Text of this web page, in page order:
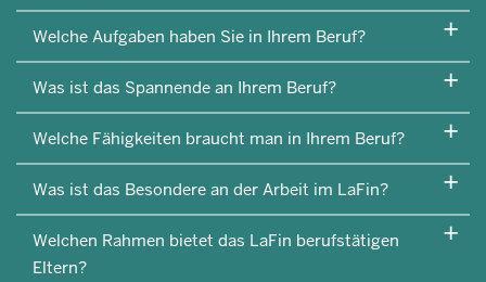
Welche Aufgaben haben Sie in Ihrem Beruf?
Was ist das Spannende an Ihrem Beruf?
Welche Fähigkeiten braucht man in Ihrem Beruf?
Was ist das Besondere an der Arbeit im LaFin?
Welchen Rahmen bietet das LaFin berufstätigen
Eltern?